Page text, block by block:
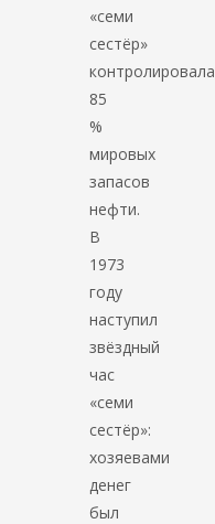
«семи
сестёр»
контролировала
85
%
мировых
запасов
нефти.
В
1973
году
наступил
звёздный
час
«семи
сестёр»:
хозяевами
денег
был